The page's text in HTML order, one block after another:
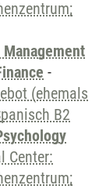
-
(ehemals
B2
Center: